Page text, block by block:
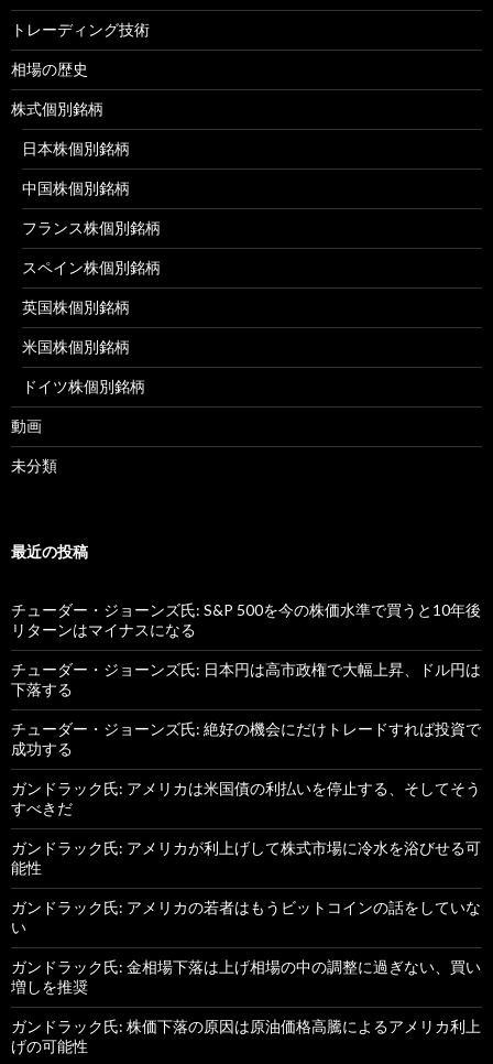
トレーディング技術
相場の歴史
株式個別銘柄
日本株個別銘柄
中国株個別銘柄
フランス株個別銘柄
スペイン株個別銘柄
英国株個別銘柄
米国株個別銘柄
ドイツ株個別銘柄
動画
未分類
最近の投稿
チューダー・ジョーンズ氏: S&P 500を今の株価水準で買うと10年後
リターンはマイナスになる
チューダー・ジョーンズ氏: 日本円は高市政権で大幅上昇、ドル円は
下落する
チューダー・ジョーンズ氏: 絶好の機会にだけトレードすれば投資で
成功する
ガンドラック氏: アメリカは米国債の利払いを停止する、そしてそう
すべきだ
ガンドラック氏: アメリカが利上げして株式市場に冷水を浴びせる可
能性
ガンドラック氏: アメリカの若者はもうビットコインの話をしていな
い
ガンドラック氏: 金相場下落は上げ相場の中の調整に過ぎない、買い
増しを推奨
ガンドラック氏: 株価下落の原因は原油価格高騰によるアメリカ利上
げの可能性